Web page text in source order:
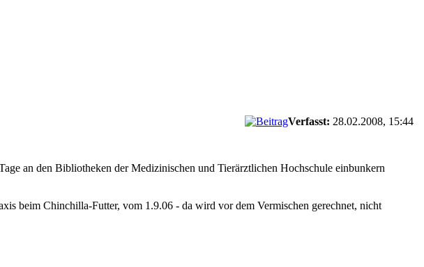
Verfasst: 28.02.2008, 15:44
an den Bibliotheken der Medizinischen und Tierärztlichen Hochschule einbunkern
beim Chinchilla-Futter, vom 1.9.06 - da wird vor dem Vermischen gerechnet, nicht